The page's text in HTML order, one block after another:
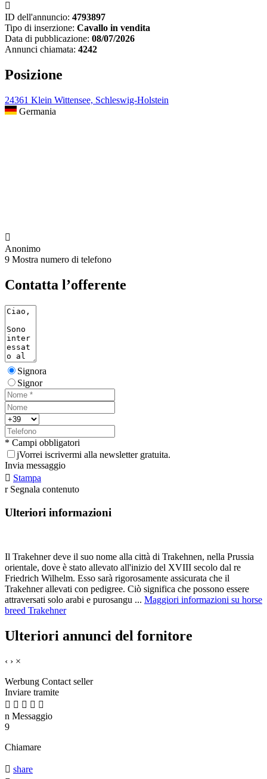

ID dell'annuncio: 4793897
Tipo di inserzione: Cavallo in vendita
Data di pubblicazione: 08/07/2026
Annunci chiamata: 4242
Posizione
24361 Klein Wittensee, Schleswig-Holstein
Germania

Anonimo
9 Mostra numero di telefono
Contatta l’offerente
Signora
Signor
* Campi obbligatori
jVorrei iscrivermi alla newsletter gratuita.
Invia messaggio
 Stampa
r Segnala contenuto
Ulteriori informazioni
Il Trakehner deve il suo nome alla città di Trakehnen, nella Prussia
orientale, dove è stato allevato all'inizio del XVIII secolo dal re
Friedrich Wilhelm. Esso sarà rigorosamente assicurata che il
Trakehner allevati con pedigree. Ciò significa che possono essere
attraversati solo arabi e purosangu ... Maggiori informazioni su horse
breed Trakehner
Ulteriori annunci del fornitore
‹ › ×
Werbung Contact seller
Inviare tramite
    
n Messaggio
9
Chiamare
 share